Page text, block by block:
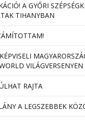
A GYŐRI
TIHANYBAN
VILÁGVERSENYEN
RAJTA
A LEGSZEBBEK